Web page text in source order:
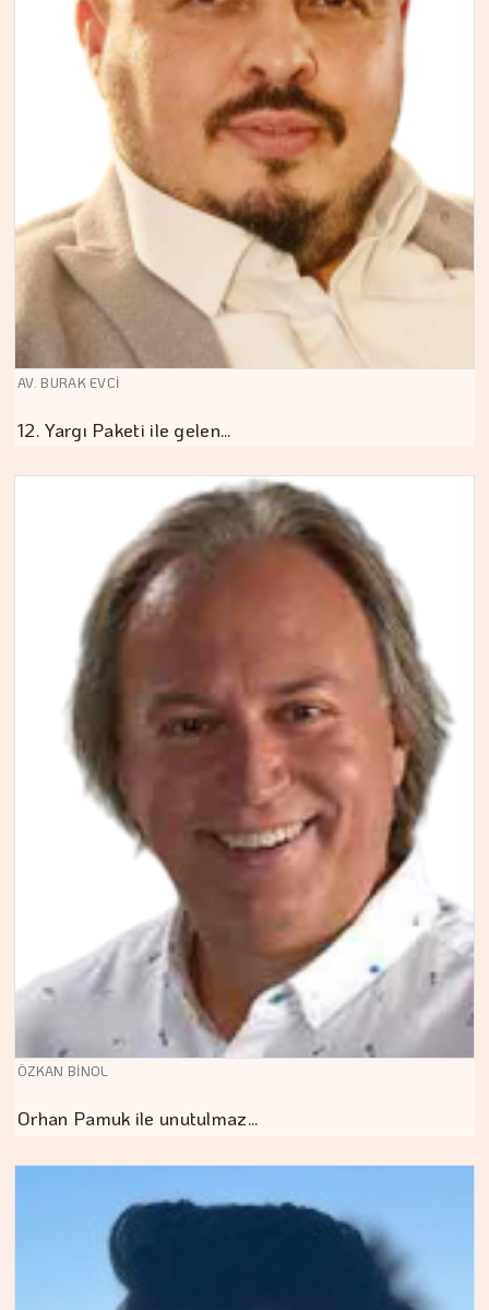
AV. BURAK EVCİ
12. Yargı Paketi ile gelen…
ÖZKAN BİNOL
Orhan Pamuk ile unutulmaz…